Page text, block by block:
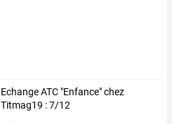
Echange ATC "Enfance" chez
Titmag19 : 7/12